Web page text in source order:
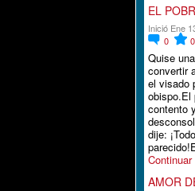
EL
Inició Ene
0
0
Quise
convertir
el visado
obispo.El
contento
dije:
Continuar
AMOR